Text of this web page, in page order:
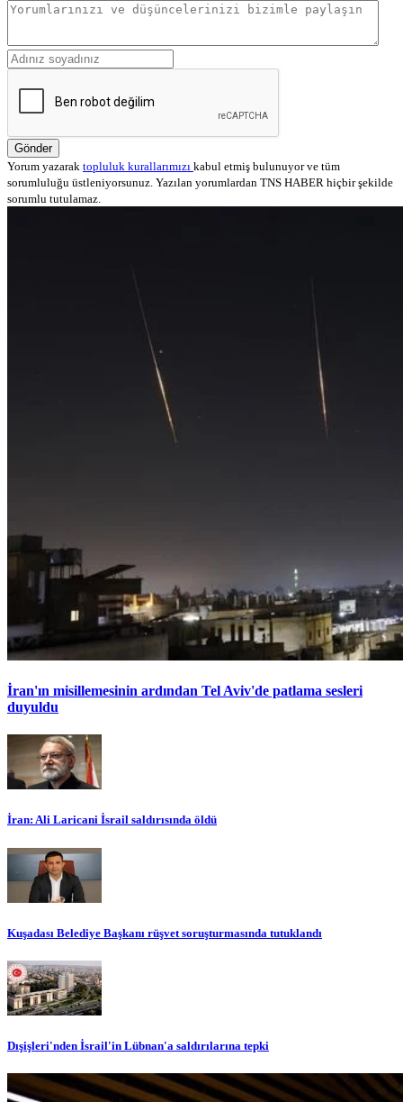
Gönder
Yorum yazarak topluluk kurallarımızı kabul etmiş bulunuyor ve tüm
sorumluluğu üstleniyorsunuz. Yazılan yorumlardan TNS HABER hiçbir şekilde
sorumlu tutulamaz.
İran'ın misillemesinin ardından Tel Aviv'de patlama sesleri
duyuldu
İran: Ali Laricani İsrail saldırısında öldü
Kuşadası Belediye Başkanı rüşvet soruşturmasında tutuklandı
Dışişleri'nden İsrail'in Lübnan'a saldırılarına tepki